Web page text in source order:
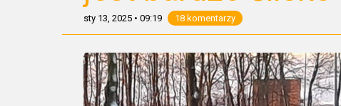
sty 13, 2025 • 09:19 18 komentarzy